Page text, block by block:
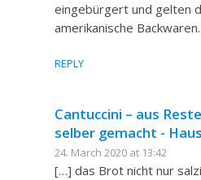
eingebürgert und gelten
amerikanische
REPLY
Cantuccini – aus
selber gemacht -
24. March 2020 at 13:42
[…] das Brot nicht nur